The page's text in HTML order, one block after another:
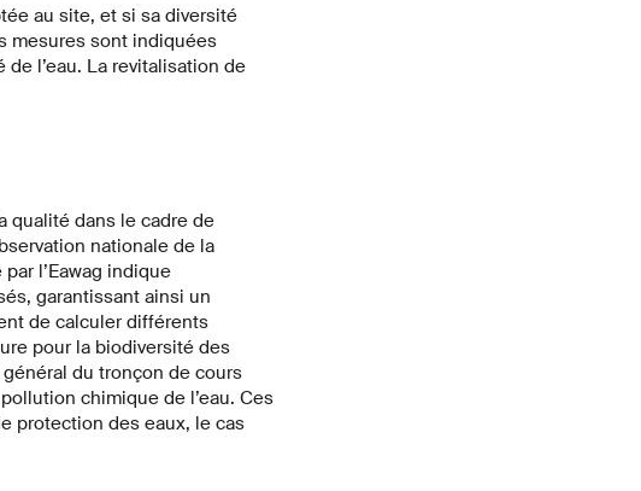
au site, et si sa diversité
mesures sont indiquées
l’eau. La revitalisation de
qualité dans le cadre de
nationale de la
l’Eawag indique
garantissant ainsi un
de calculer différents
pour la biodiversité des
du tronçon de cours
chimique de l’eau. Ces
protection des eaux, le cas